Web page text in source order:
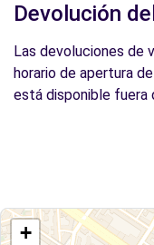
Devolución
Las devoluciones de
horario de apertura
está disponible fuera
+